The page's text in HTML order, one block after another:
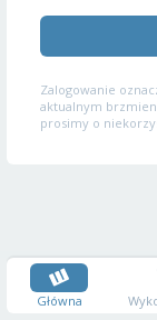
Zalogowanie
aktualnym
prosimy o
Główna